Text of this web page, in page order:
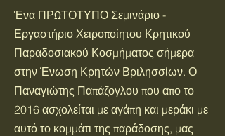
Ένα ΠΡΩΤΟΤΥΠΟ Σεμινάριο -
Εργαστήριο Χειροποίητου Κρητικού
Παραδοσιακού Κοσμήματος σήμερα
στην Ένωση Κρητών Βριλησσίων. Ο
Παναγιώτης Παπάζογλου που απο το
2016 ασχολείται με αγάπη και μεράκι με
αυτό το κομμάτι της παράδοσης, μας